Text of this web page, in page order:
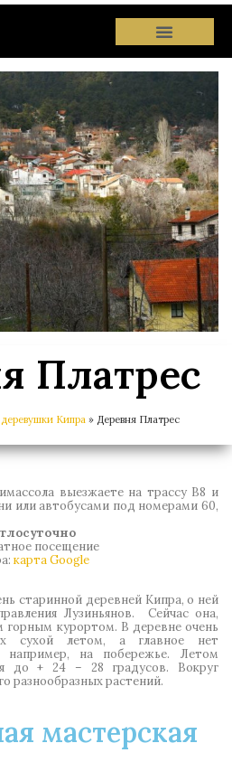
Платрес
Кипра » Деревня Платрес
выезжаете на трассу B8 и
или автобусами под номерами 60,
посещение
карта Google
старинной деревней Кипра, о ней
Лузиньянов. Сейчас она,
горным курортом. В деревне очень
сухой летом, а главное нет
на побережье. Летом
до + 24 – 28 градусов. Вокруг
разнообразных растений.
мастерская